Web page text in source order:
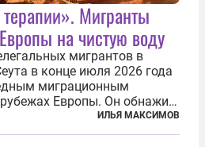
Мигранты
на чистую воду
мигрантов в
в конце июля 2026 года
миграционным
Европы. Он обнажил
внутри Евросоюза,
десятилетиями
ИЛЬЯ МАКСИМОВ